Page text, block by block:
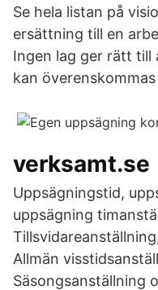
Se hela listan på
ersättning till en
Ingen lag ger rätt till
kan
verksamt.se
Uppsägningstid,
uppsägning
Allmän
Säsongsanställning